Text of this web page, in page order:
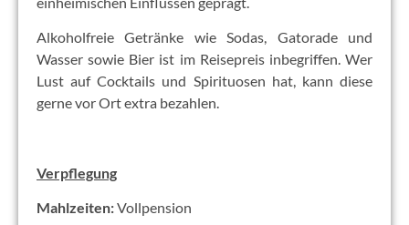
Alkoholfreie Getränke wie Sodas, Gatorade und
Wasser sowie Bier ist im Reisepreis inbegriffen. Wer
Lust auf Cocktails und Spirituosen hat, kann diese
gerne vor Ort extra bezahlen.
Verpflegung
Mahlzeiten:Vollpension